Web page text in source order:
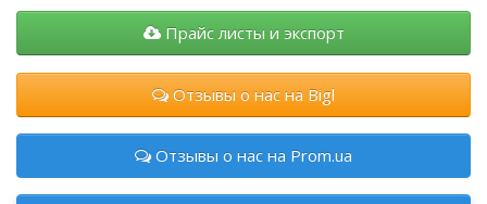
Прайс листы и экспорт
Отзывы о нас на Bigl
Отзывы о нас на Prom.ua